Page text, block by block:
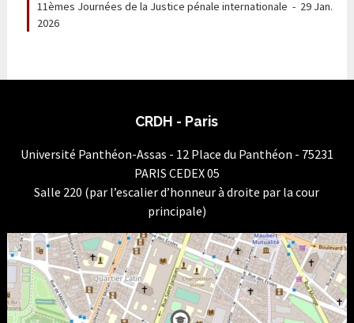
11èmes Journées de la Justice pénale internationale - 29 Jan.
2026
CRDH - Paris
Université Panthéon-Assas - 12 Place du Panthéon - 75231
PARIS CEDEX 05
Salle 220 (par l’escalier d’honneur à droite par la cour
principale)